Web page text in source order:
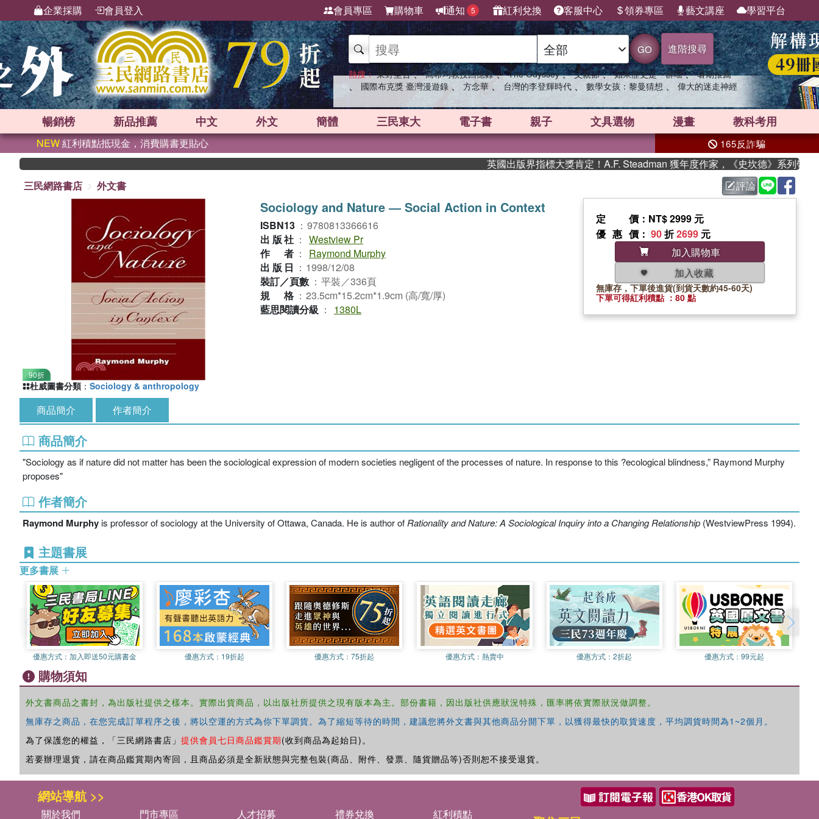
企業採購 會員登入 會員專區 購物車 通知 5 紅利兌換 客服中心 領券專區 藝文講座 學習平台
GO 進階搜尋
熱搜： 東野圭吾 、 高希均教授回憶錄 、 The Odyssey 、 父親節 、 如果歷史是一群喵 、 暑期推薦
、 國際布克獎 臺灣漫遊錄 、 方念華 、 台灣的李登輝時代 、 數學女孩：黎曼猜想 、 偉大的迷走神經
暢銷榜 新品推薦 中文 外文 簡體 三民東大 電子書 親子 文具選物 漫畫 教科考用
NEW紅利積點抵現金，消費購書更貼心 165反詐騙
英國出版界指標大獎肯定！A.F. Steadman 獲年度作家，《史坎德》系列帶你踏
三民網路書店
外文書 評論
90折
Sociology and Nature ― Social Action in Context
ISBN13 ： 9780813366616
出版社 ： Westview Pr
作者 ：
Raymond Murphy
出版日 ： 1998/12/08
裝訂／頁數 ： 平裝／336頁
規格 ： 23.5cm*15.2cm*1.9cm (高/寬/厚)
藍思閱讀分級 ： 1380L
定價 ：NT$ 2999 元
優惠價 ： 90折2699 元
加入購物車
加入收藏
無庫存，下單後進貨(到貨天數約45-60天)
下單可得紅利積點 ：80 點
杜威圖書分類 ： Sociology & anthropology
商品簡介 作者簡介
商品簡介
"Sociology as if nature did not matter has been the sociological expression of modern societies negligent of the processes of nature. In response to this ?ecological blindness,” Raymond Murphy
proposes"
作者簡介
Raymond Murphyis professor of sociology at the University of Ottawa, Canada. He is author of Rationality and Nature: A Sociological Inquiry into a Changing Relationship (WestviewPress 1994).
主題書展
更多書展
優惠方式： 加入即送50元購書金 優惠方式： 19折起 優惠方式：75折起 優惠方式： 熱賣中 優惠方式：2折起 優惠方式：99元起
購物須知
外文書商品之書封，為出版社提供之樣本。實際出貨商品，以出版社所提供之現有版本為主。部份書籍，因出版社供應狀況特殊，匯率將依實際狀況做調整。
無庫存之商品，在您完成訂單程序之後，將以空運的方式為你下單調貨。為了縮短等待的時間，建議您將外文書與其他商品分開下單，以獲得最快的取貨速度，平均調貨時間為1~2個月。
為了保護您的權益，「三民網路書店」 提供會員七日商品鑑賞期(收到商品為起始日)。
若要辦理退貨，請在商品鑑賞期內寄回，且商品必須是全新狀態與完整包裝(商品、附件、發票、隨貨贈品等)否則恕不接受退貨。
網站導航 >>
關於我們 門市專區 人才招募 禮券兌換 紅利積點